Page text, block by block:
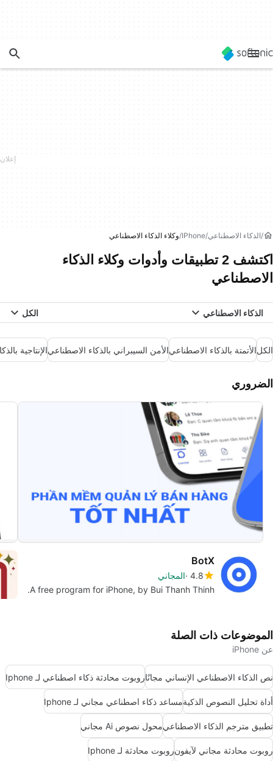
الذكاء الاصطناعي IPhone وكلاء الذكاء الاصطناعي
اكتشف 2 تطبيقات وأدوات وكلاء الذكاء
الاصطناعي
الذكاء الاصطناعي الكل
الكلالأتمتة بالذكاء الاصطناعيالأمن السيبراني بالذكاء الاصطناعيالإنتاجية
الضروري
BotX
4.8 المجاني
A free program for iPhone, by Bui Thanh Thinh.
الموضوعات ذات الصلة
عن iPhone
نص الذكاء الاصطناعي الإنساني مجانًاروبوت محادثة ذكاء اصطناعي لـ Iphone
أداة تحليل النصوص الذكيةمساعد ذكاء اصطناعي مجاني لـ Iphone
تطبيق مترجم الذكاء الاصطناعيمحول نصوص Ai مجاني
روبوت محادثة مجاني لآيفونروبوت محادثة لـ Iphone